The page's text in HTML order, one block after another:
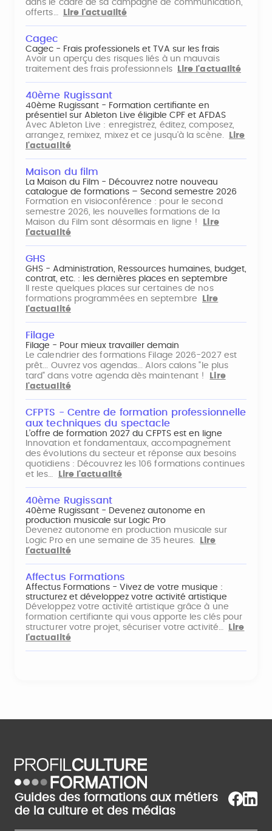
dans le cadre de sa campagne de communication,
offerts…
Lire l'actualité
Cagec
Cagec - Frais professionels et TVA sur les frais
Avoir un aperçu des risques liés à un mauvais
traitement des frais professionnels
Lire l'actualité
40ème Rugissant
40ème Rugissant - Formation certifiante en
présentiel sur Ableton Live éligible CPF et AFDAS
Avec Ableton Live : enregistrez, éditez, composez,
arrangez, remixez, mixez et ce jusqu'à la scène.
Lire
l'actualité
Maison du film
La Maison du Film - Découvrez notre nouveau
catalogue de formations – Second semestre 2026
Formation en visioconférence : pour le second
semestre 2026, les nouvelles formations de la
Maison du Film sont désormais en ligne !
Lire
l'actualité
GHS
GHS - Administration, Ressources humaines, budget,
contrat, etc. : les dernières places en septembre
Il reste quelques places sur certaines de nos
formations programmées en septembre
Lire
l'actualité
Filage
Filage - Pour mieux travailler demain
Le calendrier des formations Filage 2026-2027 est
prêt... Ouvrez vos agendas... Alors calons "le plus
tard" dans votre agenda dès maintenant !
Lire
l'actualité
CFPTS - Centre de formation professionnelle
aux techniques du spectacle
L’offre de formation 2027 du CFPTS est en ligne
Innovation et fondamentaux, accompagnement
des évolutions du secteur et réponse aux besoins
quotidiens : Découvrez les 106 formations continues
et les…
Lire l'actualité
40ème Rugissant
40ème Rugissant - Devenez autonome en
production musicale sur Logic Pro
Devenez autonome en production musicale sur
Logic Pro en une semaine de 35 heures.
Lire
l'actualité
Affectus Formations
Affectus Formations - Vivez de votre musique :
structurez et développez votre activité artistique
Développez votre activité artistique grâce à une
formation certifiante qui vous apporte les clés pour
structurer votre projet, sécuriser votre activité…
Lire
l'actualité
Guides des formations aux métiers
de la culture et des médias